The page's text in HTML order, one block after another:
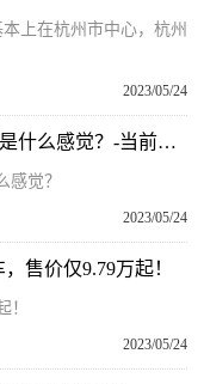
上在杭州市中心，杭州
2023/05/24
体验售价百万的纯电SUV路特斯Eletre是什么感觉？-当前信息
感觉？
2023/05/24
售价仅9.79万起！
！
2023/05/24